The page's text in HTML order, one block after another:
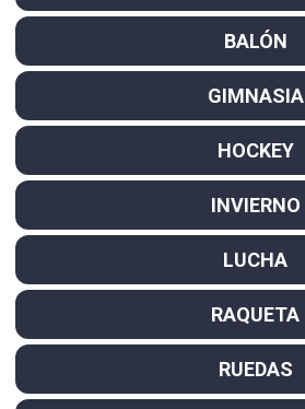
BALÓN
GIMNASIA
HOCKEY
INVIERNO
LUCHA
RAQUETA
RUEDAS